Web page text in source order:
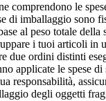
comprendono le
di imballaggio sono
al peso totale della
i tuoi articoli in
due ordini distinti
applicate le spese
responsabilità,
degli oggetti